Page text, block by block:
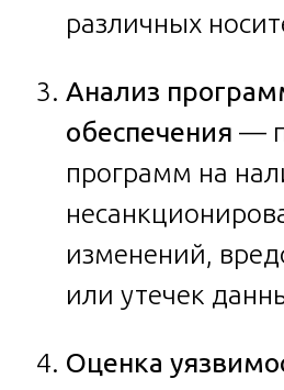
различных
Анализ
обеспечения —
программ на
изменений,
или утечек
Оценка